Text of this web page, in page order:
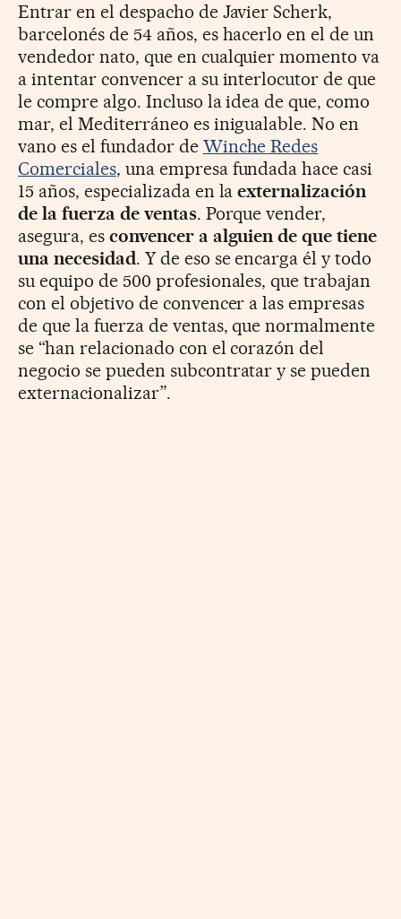
Entrar en el despacho de Javier Scherk,
barcelonés de 54 años, es hacerlo en el de un
vendedor nato, que en cualquier momento va
a intentar convencer a su interlocutor de que
le compre algo. Incluso la idea de que, como
mar, el Mediterráneo es inigualable. No en
vano es el fundador de Winche Redes
Comerciales, una empresa fundada hace casi
15 años, especializada en laexternalización
de la fuerza de ventas. Porque vender,
asegura, es convencer a alguien de que tiene
una necesidad. Y de eso se encarga él y todo
su equipo de 500 profesionales, que trabajan
con el objetivo de convencer a las empresas
de que la fuerza de ventas, que normalmente
se “han relacionado con el corazón del
negocio se pueden subcontratar y se pueden
externacionalizar”.